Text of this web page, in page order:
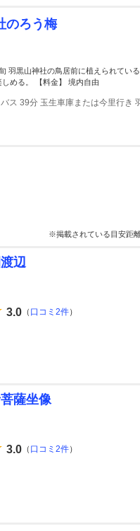
のろう梅
羽黒山神社の鳥居前に植えられてい
める。 【料金】 境内自由
ス 39分 玉生車庫または今里行き
※掲載されている目安距
辺
3.0 （ 口コミ2件）
薩坐像
3.0 （ 口コミ2件）